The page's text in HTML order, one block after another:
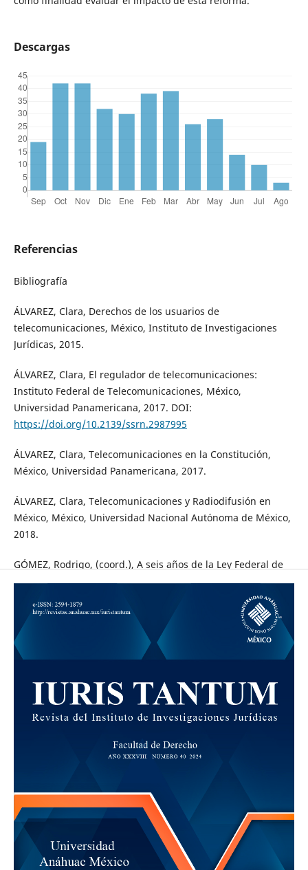
Descargas
Referencias
Bibliografía
ÁLVAREZ, Clara, Derechos de los usuarios de
telecomunicaciones, México, Instituto de Investigaciones
Jurídicas, 2015.
ÁLVAREZ, Clara, El regulador de telecomunicaciones:
Instituto Federal de Telecomunicaciones, México,
Universidad Panamericana, 2017. DOI:
https://doi.org/10.2139/ssrn.2987995
ÁLVAREZ, Clara, Telecomunicaciones en la Constitución,
México, Universidad Panamericana, 2017.
ÁLVAREZ, Clara, Telecomunicaciones y Radiodifusión en
México, México, Universidad Nacional Autónoma de México,
2018.
GÓMEZ, Rodrigo, (coord.), A seis años de la Ley Federal de
Telecomunicaciones y Radiodifusión. Análisis y propuestas,
México, Productora de Contenidos Culturales Sagahón
Repoll, 2020.
Capítulos de libros
HERNÁNDEZ, María del Pilar, ÁVILA, Raúl y CASTELLANOS,
Eduardo de Jesús (coords.), Porfirio Díaz y el derecho.
Balance crítico, México, Cámara de Diputados-Instituto de
Investigaciones Jurídicas, 2015.
política regulatoria y de competencia en las
telecomunicaciones y radiodifusión con beneficio social,
Instituto Federal de Telecomunicaciones, 2024.
LABARDINI, Adriana, “Hacia la excelencia regulatoria del